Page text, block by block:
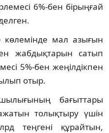
6%-бен бірыңғай
мал азығын
жабдықтарын сатып
5%-бен жеңілдікпен
отыр.
бағыттары
толықтыру үшін
теңгені құрайтын,